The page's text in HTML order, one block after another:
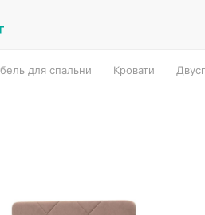
для спальни Кровати